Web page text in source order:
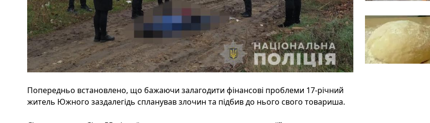
Попередньо встановлено, що бажаючи залагодити фінансові проблеми 17-річний
житель Южного заздалегідь спланував злочин та підбив до нього свого товариша.